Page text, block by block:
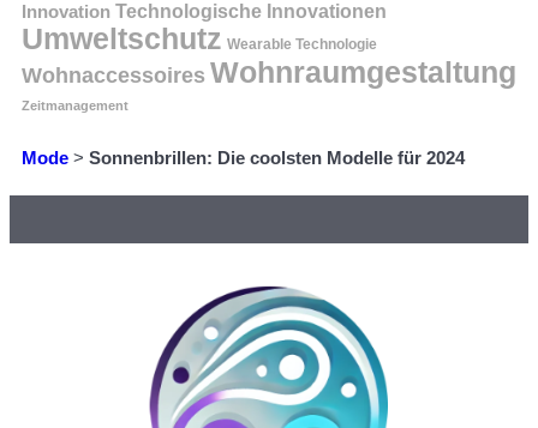
Innovation Technologische Innovationen
Umweltschutz Wearable Technologie
Wohnaccessoires Wohnraumgestaltung
Zeitmanagement
Mode > Sonnenbrillen: Die coolsten Modelle für 2024